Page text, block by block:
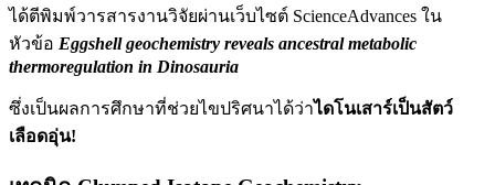
ได้ตีพิมพ์วารสารงานวิจัยผ่านเว็บไซต์ ScienceAdvances ใน
หัวข้อ Eggshell geochemistry reveals ancestral metabolic
thermoregulation in Dinosauria
ซึ่งเป็นผลการศึกษาที่ช่วยไขปริศนาได้ว่าไดโนเสาร์เป็นสัตว์
เลือดอุ่น!